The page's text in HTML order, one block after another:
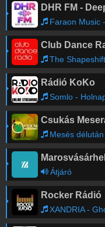
DHR FM -
Faraon Music -
Club Dance
The
Rádió KoKo
Somlo -
Csukás
Mesés délután
Átjáró
Rocker Rádió
XANDRIA -